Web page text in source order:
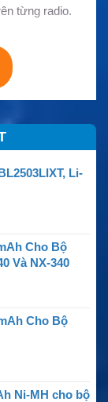
từng radio.
Li-
Cho Bộ
Và NX-340
Cho Bộ
Ni-MH cho bộ